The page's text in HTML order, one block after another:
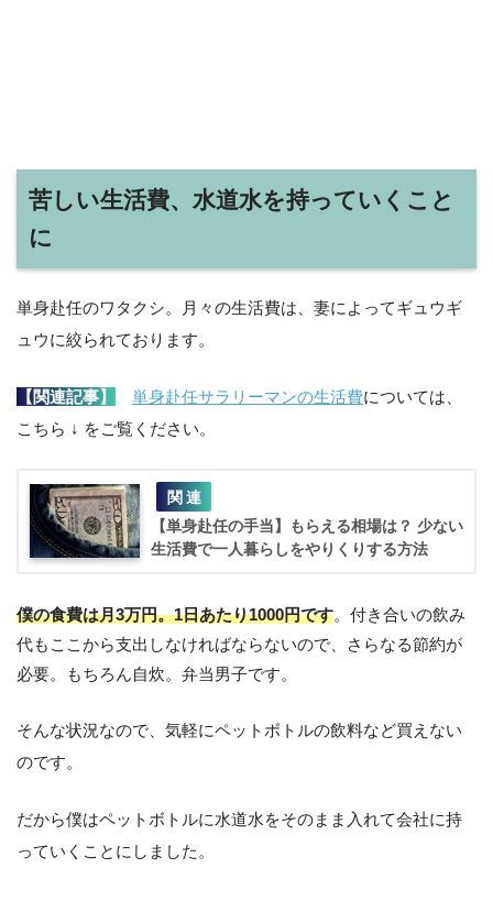
苦しい生活費、水道水を持っていくこと
に
単身赴任のワタクシ。月々の生活費は、妻によってギュウギ
ュウに絞られております。
【関連記事】 単身赴任サラリーマンの生活費については、
こちら ↓ をご覧ください。
【単身赴任の手当】もらえる相場は？ 少ない
生活費で一人暮らしをやりくりする方法
僕の食費は月3万円。1日あたり1000円です。付き合いの飲み
代もここから支出しなければならないので、さらなる節約が
必要。もちろん自炊。弁当男子です。
そんな状況なので、気軽にペットボトルの飲料など買えない
のです。
だから僕はペットボトルに水道水をそのまま入れて会社に持
っていくことにしました。